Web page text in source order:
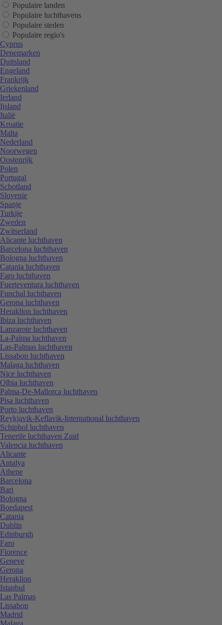
Populaire landen
Populaire luchthavens
Populaire steden
Populaire regio's
Cyprus
Denemarken
Duitsland
Engeland
Frankrijk
Griekenland
Ierland
Ijsland
Italië
Kroatie
Malta
Nederland
Noorwegen
Oostenrijk
Polen
Portugal
Schotland
Slovenie
Spanje
Turkije
Zweden
Zwitserland
Alicante luchthaven
Barcelona luchthaven
Bologna luchthaven
Catania luchthaven
Faro luchthaven
Fuerteventura luchthaven
Funchal luchthaven
Gerona luchthaven
Heraklion luchthaven
Ibiza luchthaven
Lanzarote luchthaven
La-Palma luchthaven
Las-Palmas luchthaven
Lissabon luchthaven
Malaga luchthaven
Nice luchthaven
Olbia luchthaven
Palma-De-Mallorca luchthaven
Pisa luchthaven
Porto luchthaven
Reykjavik-Keflavik-International luchthaven
Schiphol luchthaven
Tenerife luchthaven Zuid
Valencia luchthaven
Alicante
Antalya
Athene
Barcelona
Bari
Bologna
Boedapest
Catania
Dublin
Edinburgh
Faro
Florence
Geneve
Gerona
Heraklion
Istanbul
Las Palmas
Lissabon
Madrid
Malaga